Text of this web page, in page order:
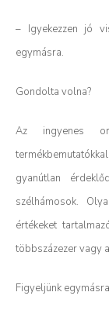
– Igyekezzen jó
egymásra.
Gondolta volna?
Az ingyenes
gyanútlan
szélhámosok.
értékeket
többszázezer vagy
Figyeljünk